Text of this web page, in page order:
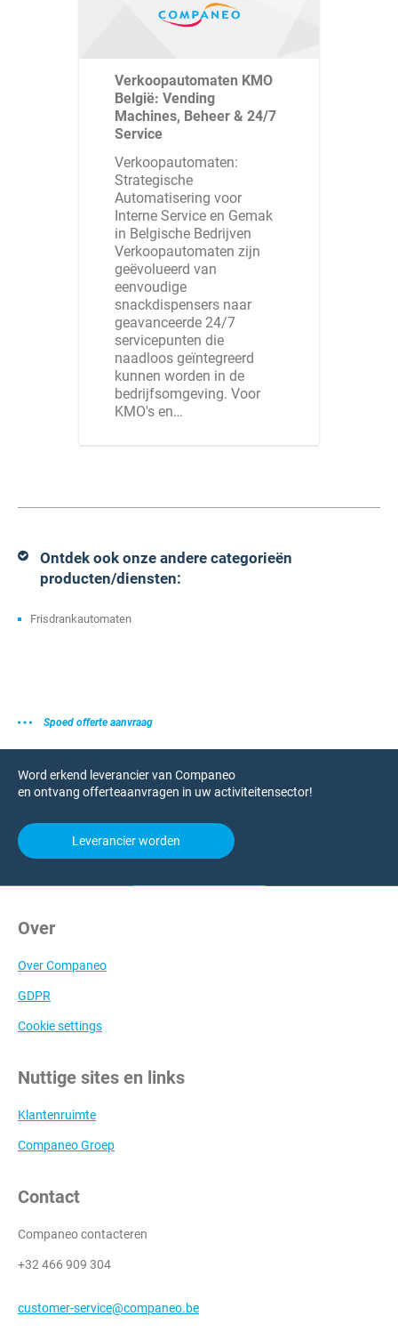
Verkoopautomaten KMO
België: Vending
Machines, Beheer & 24/7
Service
Verkoopautomaten:
Strategische
Automatisering voor
Interne Service en Gemak
in Belgische Bedrijven
Verkoopautomaten zijn
geëvolueerd van
eenvoudige
snackdispensers naar
geavanceerde 24/7
servicepunten die
naadloos geïntegreerd
kunnen worden in de
bedrijfsomgeving. Voor
KMO's en…
Ontdek ook onze andere categorieën
producten/diensten:
Frisdrankautomaten
Spoed offerte aanvraag
Word erkend leverancier van Companeo
en ontvang offerteaanvragen in uw activiteitensector!
Leverancier worden
Over
Over Companeo
GDPR
Cookie settings
Nuttige sites en links
Klantenruimte
Companeo Groep
Contact
Companeo contacteren
+32 466 909 304
customer-service@companeo.be